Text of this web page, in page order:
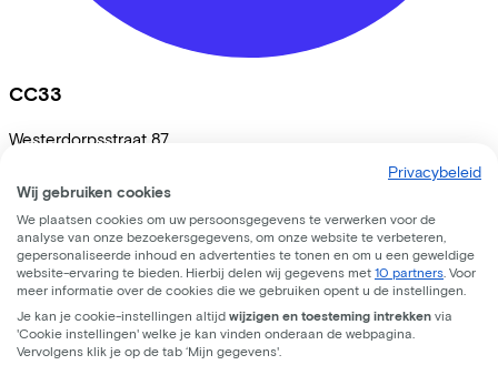
CC33
Westerdorpsstraat 87
Privacybeleid
Wij gebruiken cookies
We plaatsen cookies om uw persoonsgegevens te verwerken voor de
analyse van onze bezoekersgegevens, om onze website te verbeteren,
gepersonaliseerde inhoud en advertenties te tonen en om u een geweldige
website-ervaring te bieden. Hierbij delen wij gegevens met 10 partners . Voor
meer informatie over de cookies die we gebruiken opent u de instellingen.
Je kan je cookie-instellingen altijd wijzigen en toesteming intrekken via
'Cookie instellingen' welke je kan vinden onderaan de webpagina.
Vervolgens klik je op de tab ‘Mijn gegevens'.